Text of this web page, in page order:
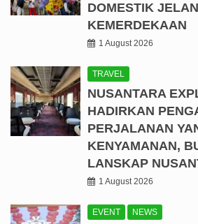
DOMESTIK
KEMERDEKAAN
1 August 2026
TRAVEL
NUSANTARA
HADIRKAN
PERJALANAN
KENYAMANAN,
LANSKAP
1 August 2026
EVENT NEWS